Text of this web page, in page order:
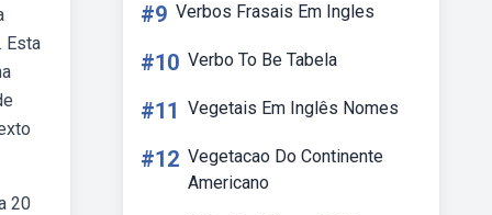
Esta
20
#9 Verbos Frasais Em Ingles
#10 Verbo To Be Tabela
#11 Vegetais Em Inglês Nomes
#12 Vegetacao Do Continente
Americano